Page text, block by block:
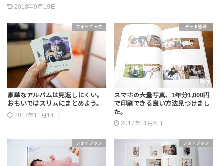
2018年9月19日
フォトブック
豪華なアルバムは見返しにくい。
おもいではスリムにまとめよう。
2017年11月14日
データ管理
スマホの大量写真、1年分1,000円
で印刷できる良い方法見つけまし
た。
2017年11月6日
フォトブック フォトブック